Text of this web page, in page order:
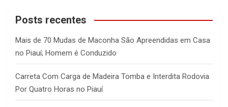
c
Posts recentes
Mais de 70 Mudas de Maconha São Apreendidas em Casa
no Piauí; Homem é Conduzido
Carreta Com Carga de Madeira Tomba e Interdita Rodovia
Por Quatro Horas no Piauí